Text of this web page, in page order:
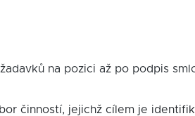
na pozici až po podpis
činností, jejichž cílem je